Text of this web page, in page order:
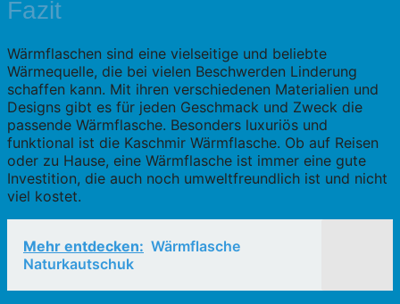
Fazit
Wärmflaschen sind eine vielseitige und beliebte
Wärmequelle, die bei vielen Beschwerden Linderung
schaffen kann. Mit ihren verschiedenen Materialien und
Designs gibt es für jeden Geschmack und Zweck die
passende Wärmflasche. Besonders luxuriös und
funktional ist die Kaschmir Wärmflasche. Ob auf Reisen
oder zu Hause, eine Wärmflasche ist immer eine gute
Investition, die auch noch umweltfreundlich ist und nicht
viel kostet.
Mehr entdecken: Wärmflasche
Naturkautschuk